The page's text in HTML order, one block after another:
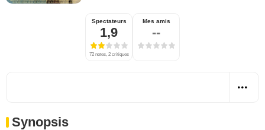
Spectateurs
1,9
72 notes, 2 critiques
Mes amis
--
Synopsis